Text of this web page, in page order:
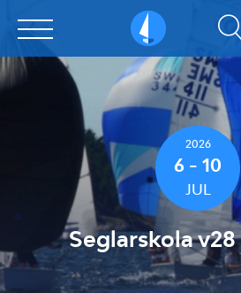
Sailarena
2026
6 - 10
JUL
Seglarskola v28